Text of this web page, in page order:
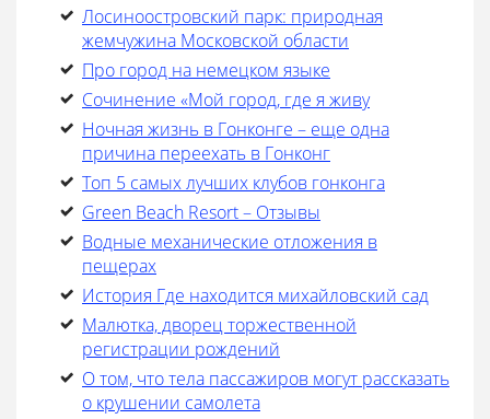
Лосиноостровский парк: природная
жемчужина Московской области
Про город на немецком языке
Cочинение «Мой город, где я живу
Ночная жизнь в Гонконге – еще одна
причина переехать в Гонконг
Топ 5 самых лучших клубов гонконга
Green Beach Resort – Отзывы
Водные механические отложения в
пещерах
История Где находится михайловский сад
Малютка, дворец торжественной
регистрации рождений
О том, что тела пассажиров могут рассказать
о крушении самолета